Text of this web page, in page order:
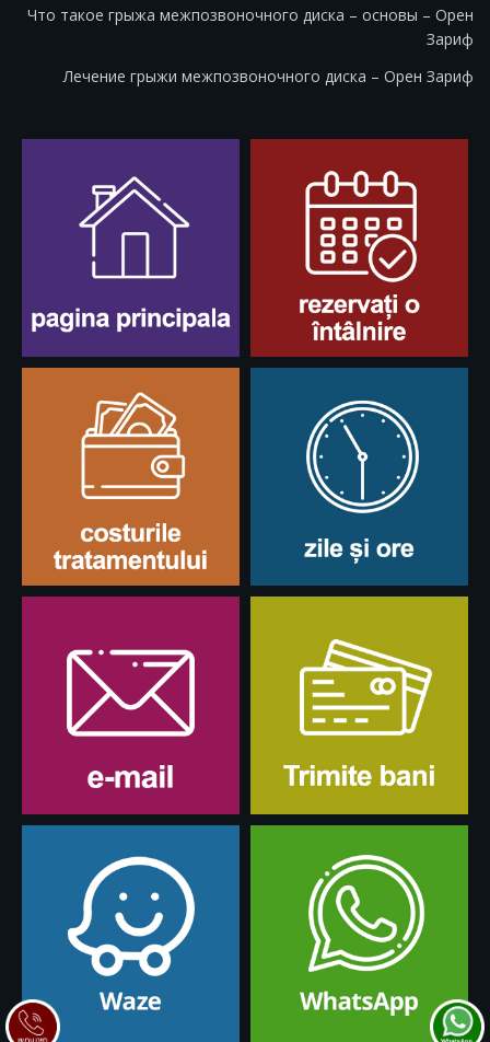
Что такое грыжа межпозвоночного диска – основы – Орен
Зариф
Лечение грыжи межпозвоночного диска – Орен Зариф